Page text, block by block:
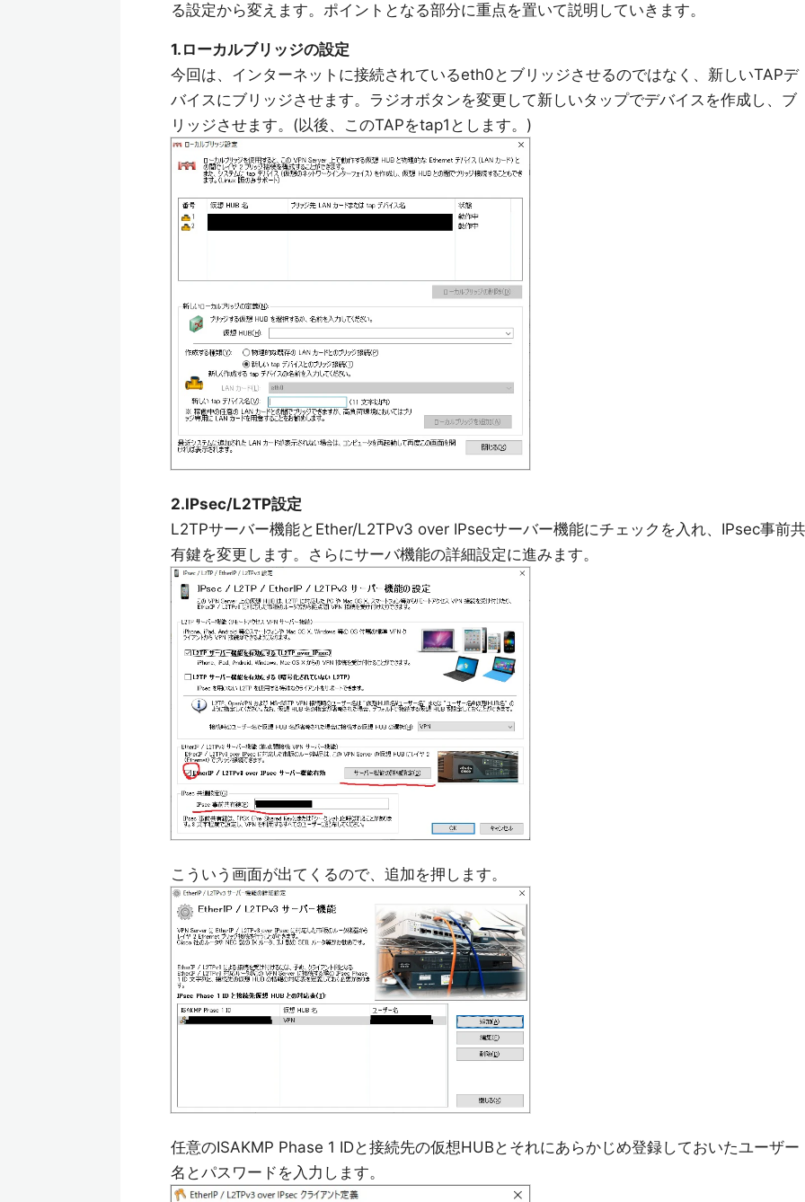
る設定から変えます。ポイントとなる部分に重点を置いて説明していきます。
1.ローカルブリッジの設定
今回は、インターネットに接続されているeth0とブリッジさせるのではなく、新しいTAPデ
バイスにブリッジさせます。ラジオボタンを変更して新しいタップでデバイスを作成し、ブ
リッジさせます。(以後、このTAPをtap1とします。)
2.IPsec/L2TP設定
L2TPサーバー機能とEther/L2TPv3 over IPsecサーバー機能にチェックを入れ、IPsec事前共
有鍵を変更します。さらにサーバ機能の詳細設定に進みます。
こういう画面が出てくるので、追加を押します。
任意のISAKMP Phase 1 IDと接続先の仮想HUBとそれにあらかじめ登録しておいたユーザー
名とパスワードを入力します。